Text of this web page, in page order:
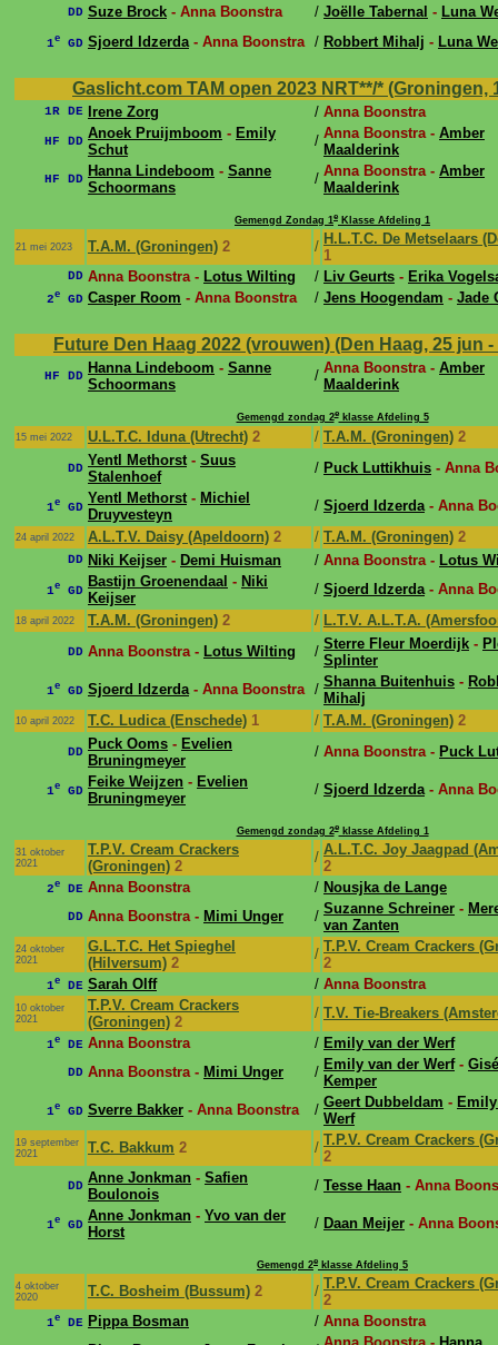
DD Suze Brock - Anna Boonstra / Joëlle Tabernal - Luna
1e GD Sjoerd Idzerda- Anna Boonstra / Robbert Mihalj - Luna
Gaslicht.com TAM open 2023 NRT**/* (Groningen,
1R DE Irene Zorg / Anna Boonstra
HF DD Anoek Pruijmboom - Emily
Schut
/ Anna Boonstra - Amber
Maalderink
HF DD Hanna Lindeboom - Sanne
Schoormans
/ Anna Boonstra - Amber
Maalderink
Gemengd Zondag 1e Klasse Afdeling 1
21 mei 2023 T.A.M. (Groningen) 2 / H.L.T.C. De Metselaars
1
DD Anna Boonstra - Lotus Wilting / Liv Geurts - Erika
2e GD Casper Room - Anna Boonstra / Jens Hoogendam - Jade
Future Den Haag 2022 (vrouwen) (Den Haag, 25 jun
HF DD Hanna Lindeboom - Sanne
Schoormans
/ Anna Boonstra - Amber
Maalderink
Gemengd zondag 2eklasse Afdeling 5
15 mei 2022
U.L.T.C. Iduna (Utrecht) 2 / T.A.M. (Groningen) 2
DD Yentl Methorst- Suus
Stalenhoef
/ Puck Luttikhuis - Anna
1e GD
Yentl Methorst- Michiel
Druyvesteyn
/ Sjoerd Idzerda- Anna
24 april 2022 A.L.T.V. Daisy (Apeldoorn) 2 / T.A.M. (Groningen) 2
DD Niki Keijser - Demi Huisman / Anna Boonstra - Lotus
1e GD
Bastijn Groenendaal - Niki
Keijser
/ Sjoerd Idzerda- Anna
18 april 2022 T.A.M. (Groningen) 2 / L.T.V. A.L.T.A.
DD Anna Boonstra - Lotus Wilting / Sterre Fleur Moerdijk -
Splinter
1e GD Sjoerd Idzerda- Anna Boonstra / Shanna Buitenhuis -
Mihalj
10 april 2022 T.C. Ludica (Enschede) 1 / T.A.M. (Groningen) 2
DD Puck Ooms - Evelien
Bruningmeyer
/ Anna Boonstra - Puck
1e GD
Feike Weijzen - Evelien
Bruningmeyer
/ Sjoerd Idzerda- Anna
Gemengd zondag 2eklasse Afdeling 1
31 oktober
2021
T.P.V. Cream Crackers
(Groningen) 2
/ A.L.T.C. Joy Jaagpad
2
2e DE Anna Boonstra / Nousjka de Lange
DD Anna Boonstra - Mimi Unger / Suzanne Schreiner -
van Zanten
24 oktober
2021
G.L.T.C. Het Spieghel
(Hilversum) 2
/ T.P.V. Cream Crackers
2
1e DE Sarah Olff / Anna Boonstra
10 oktober
2021
T.P.V. Cream Crackers
(Groningen) 2
/ T.V. Tie-Breakers
1e DE Anna Boonstra / Emily van der Werf
DD Anna Boonstra - Mimi Unger / Emily van der Werf-
Kemper
1e GD Sverre Bakker - Anna Boonstra / Geert Dubbeldam -
Werf
19 september
2021
T.C. Bakkum 2 / T.P.V. Cream Crackers
2
DD Anne Jonkman - Safien
Boulonois
/ Tesse Haan - Anna
1e GD
Anne Jonkman - Yvo van der
Horst
/ Daan Meijer - Anna
Gemengd 2e klasse Afdeling 5
4 oktober
2020
T.C. Bosheim (Bussum) 2 / T.P.V. Cream Crackers
2
1e DE Pippa Bosman / Anna Boonstra